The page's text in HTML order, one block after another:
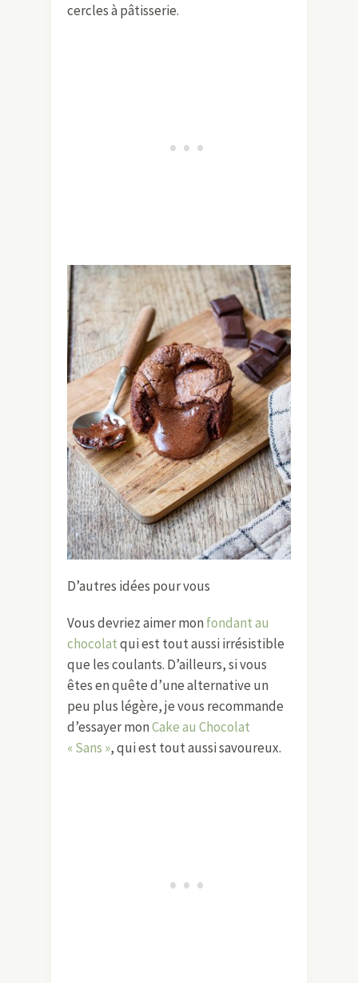
cercles à pâtisserie.
D’autres idées pour vous
Vous devriez aimer mon fondant au
chocolatqui est tout aussi irrésistible
que les coulants. D’ailleurs, si vous
êtes en quête d’une alternative un
peu plus légère, je vous recommande
d’essayer monCake au Chocolat
« Sans », qui est tout aussi savoureux.